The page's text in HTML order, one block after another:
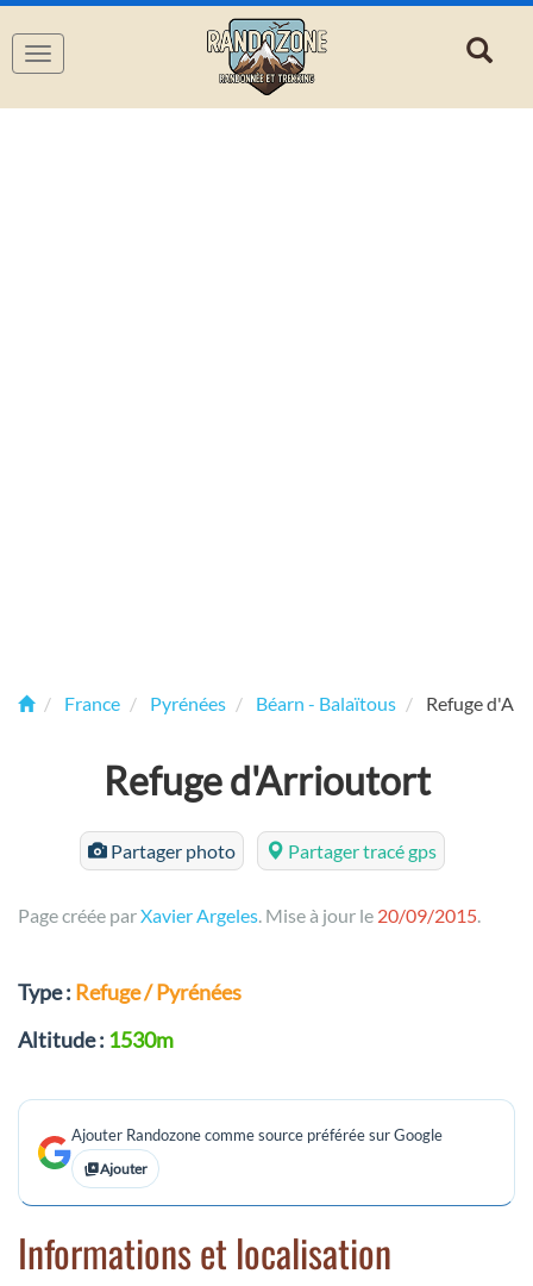
Navigation
France Pyrénées Béarn - Balaïtous Refuge
Refuge d'Arrioutort
Partager photo Partager tracé gps
Page créée parXavier Argeles. Mise à jour le 20/09/2015.
Type : Refuge / Pyrénées
Altitude : 1530m
Ajouter Randozone comme source préférée sur Google
Ajouter
Informations et localisation